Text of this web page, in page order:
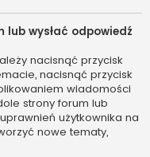
wysłać odpowiedź
nacisnąć przycisk
nacisnąć przycisk
wiadomości
strony forum lub
użytkownika na
nowe tematy,